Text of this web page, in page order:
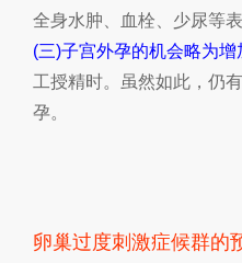
全身水肿、血栓、少尿等
(三)子宫外孕的机会略为增
工授精时。虽然如此，仍有
孕。
卵巢过度刺激症候群的